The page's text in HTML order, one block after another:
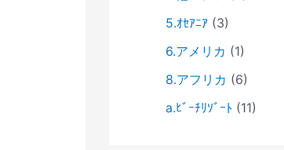
5.ｵｾｱﾆｱ (3)
6.アメリカ (1)
8.アフリカ (6)
a.ﾋﾞｰﾁﾘｿﾞｰﾄ (11)